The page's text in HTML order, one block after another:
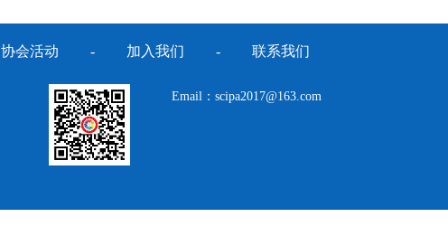
协会活动 - 加入我们 - 联系我们
Email：scipa2017@163.com